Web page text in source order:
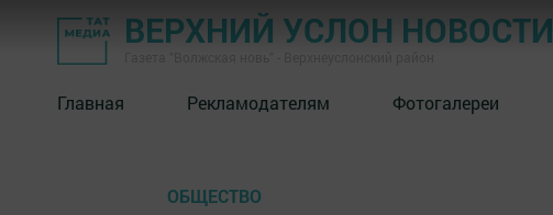
ВЕРХНИЙ УСЛОН НОВОСТИ
Главная Рекламодателям Фотогалереи
ОБЩЕСТВО